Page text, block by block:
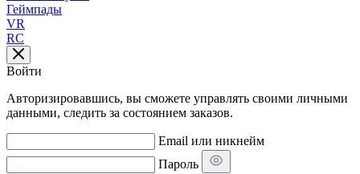
Геймпады
VR
RC
Войти
Авторизировавшись, вы сможете управлять своими личными
данными, следить за состоянием заказов.
Email или никнейм
Пароль